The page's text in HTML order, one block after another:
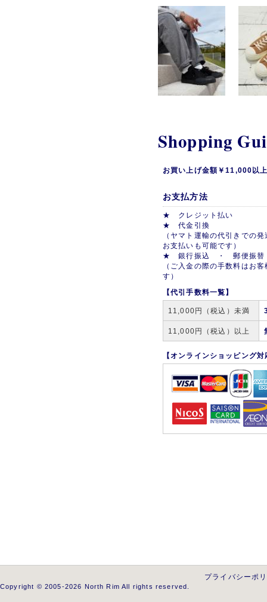
Shopping
お買い上げ金額￥11,000以
お支払方法
★ クレジット払い
★ 代金引換
（ヤマト運輸の代引きでの
お支払いも可能です）
★ 銀行振込 ・ 郵便振替
（ご入金の際の手数料はお
す）
【代引手数料一覧】
11,000円（税込）未満
11,000円（税込）以上
【オンラインショッピング
プライバシーポ
Copyright © 2005-2026 North Rim All rights reserved.